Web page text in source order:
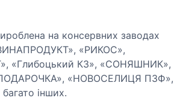
на консервних заводах
«РИКОС»,
«Глибоцький КЗ», «СОНЯШНИК»,
«НОВОСЕЛИЦЯ ПЗФ»,
інших.